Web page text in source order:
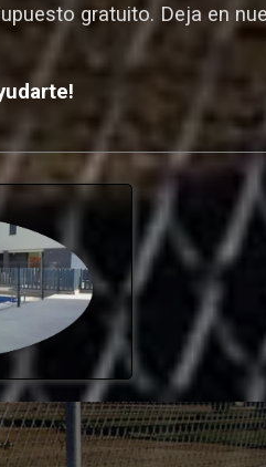
gratuito. Deja en